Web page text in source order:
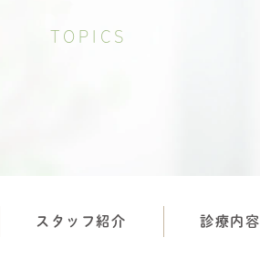
TOPICS
スタッフ紹介 診療内容